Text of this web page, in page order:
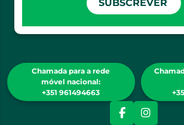
SUBSCREVER
Chamada para a rede
móvel nacional:
+351 961494663